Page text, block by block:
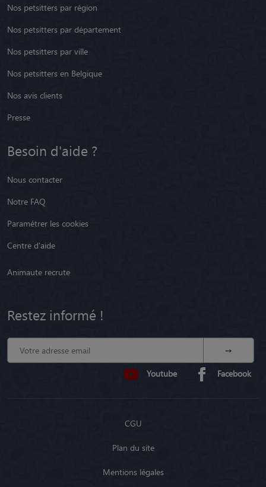
Nos petsitters par région
Nos petsitters par département
Nos petsitters par ville
Nos petsitters en Belgique
Nos avis clients
Presse
Besoin d'aide ?
Nous contacter
Notre FAQ
Paramétrer les cookies
Centre d'aide
Animaute recrute
Restez informé !
Youtube Facebook
CGU
Plan du site
Mentions légales